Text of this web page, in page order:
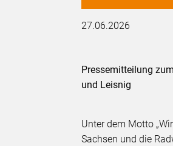
27.06.2026
Pressemitteilung
und Leisnig
Unter dem Motto
Sachsen und die